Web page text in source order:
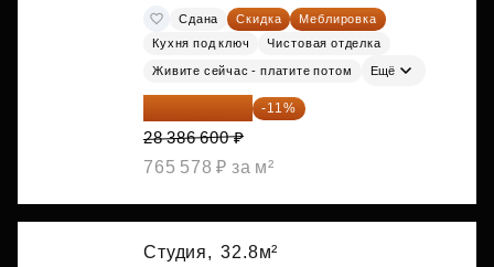
Сдана Скидка
Меблировка
Кухня под ключ
Чистовая отделка
Живите сейчас - платите потом Ещё
25 264 074 ₽ -11%
28 386 600 ₽
765 578 ₽ за м²
Студия, 32.8м²